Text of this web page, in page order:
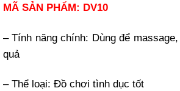
MÃ SẢN PHẨM: DV10
– Tính năng chính: Dùng để
quả
– Thể loại: Đồ chơi tình dục tốt